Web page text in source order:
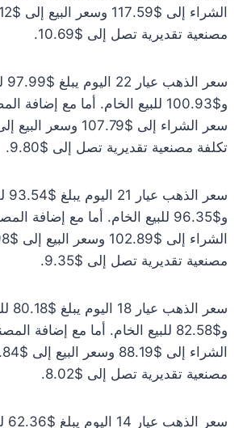
مصنعية تقديرية تصل إلى $10.69.
و$100.93 للبيع الخام. أما مع إضافة
تكلفة مصنعية تقديرية تصل إلى $9.80.
و$96.35 للبيع الخام. أما مع إضافة
مصنعية تقديرية تصل إلى $9.35.
سعر
و$82.58 للبيع الخام. أما مع إضافة
مصنعية تقديرية تصل إلى $8.02.